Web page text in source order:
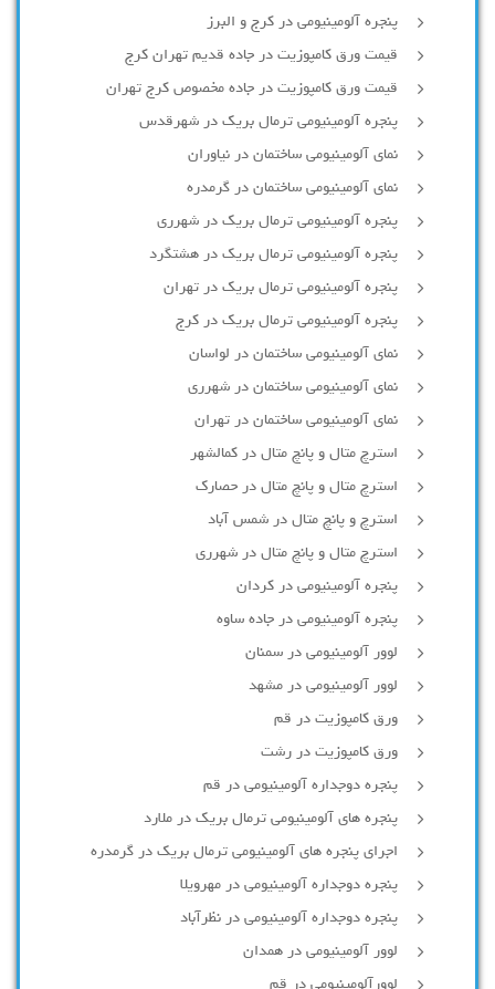
پنجره آلومینیومی در کرج و البرز
قیمت ورق کامپوزیت در جاده قدیم تهران کرج
قیمت ورق کامپوزیت در جاده مخصوص کرج تهران
پنجره آلومینیومی ترمال بریک در شهرقدس
نمای آلومینیومی ساختمان در نیاوران
نمای آلومینیومی ساختمان در گرمدره
پنجره آلومینیومی ترمال بریک در شهرری
پنجره آلومینیومی ترمال بریک در هشتگرد
پنجره آلومینیومی ترمال بریک در تهران
پنجره آلومینیومی ترمال بریک در کرج
نمای آلومینیومی ساختمان در لواسان
نمای آلومینیومی ساختمان در شهرری
نمای آلومینیومی ساختمان در تهران
استرچ متال و پانچ متال در کمالشهر
استرچ متال و پانچ متال در حصارك
استرچ و پانچ متال در شمس آباد
استرچ متال و پانچ متال در شهرری
پنجره آلومینیومی در کردان
پنجره آلومینیومی در جاده ساوه
لوور آلومینیومی در سمنان
لوور آلومینیومی در مشهد
ورق کامپوزیت در قم
ورق کامپوزیت در رشت
پنجره دوجداره آلومينيومی در قم
پنجره های آلومینیومی ترمال بریک در ملارد
اجرای پنجره های آلومینیومی ترمال بریک در گرمدره
پنجره دوجداره آلومینیومی در مهرویلا
پنجره دوجداره آلومینیومی در نظرآباد
لوور آلومینیومی در همدان
لوورآلومینیومی در قم